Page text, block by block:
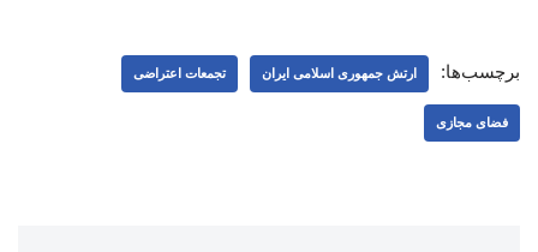
برچسب‌ها: ارتش جمهوری اسلامی ایران تجمعات اعتراضی
فضای مجازی